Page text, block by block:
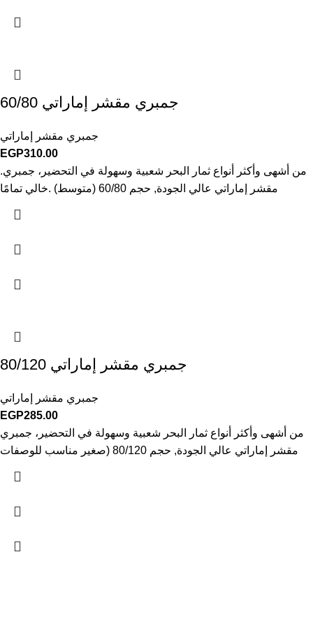
جمبري مقشر إماراتي 60/80
جمبري مقشر إماراتي
EGP310.00
.من أشهى وأكثر أنواع ثمار البحر شعبية وسهولة في التحضير، جمبري
مقشر إماراتي عالي الجودة, حجم 60/80 (متوسط) .خالي تمامًا
جمبري مقشر إماراتي 80/120
جمبري مقشر إماراتي
EGP285.00
من أشهى وأكثر أنواع ثمار البحر شعبية وسهولة في التحضير، جمبري
مقشر إماراتي عالي الجودة, حجم 80/120 (صغير مناسب للوصفات